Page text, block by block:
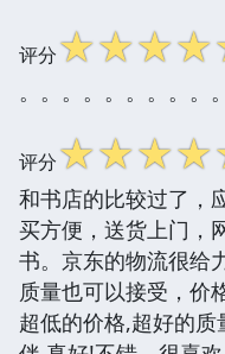
评分☆☆☆☆
。。。。。。。。。
评分☆☆☆☆
和书店的比较过了，
买方便，送货上门，
书。京东的物流很给
质量也可以接受，价
超低的价格,超好的